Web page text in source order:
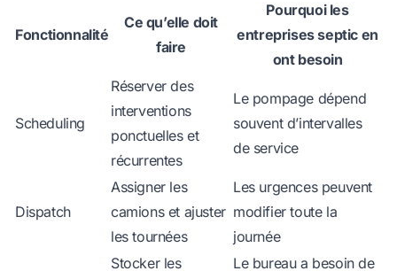
Fonctionnalité
Ce qu’elle doit
faire
Pourquoi les
entreprises septic en
ont besoin
Scheduling
Réserver des
interventions
ponctuelles et
récurrentes
Le pompage dépend
souvent d’intervalles
de service
Dispatch
Assigner les
camions et ajuster
les tournées
Les urgences peuvent
modifier toute la
journée
Stocker les
Le bureau a besoin de